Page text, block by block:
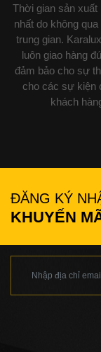
Thời gian sản xuất
nhất do không
trung gian.
luôn giao hàng
đảm bảo cho sự
cho các sự kiện
khách
ĐĂNG KÝ
KHUYẾN